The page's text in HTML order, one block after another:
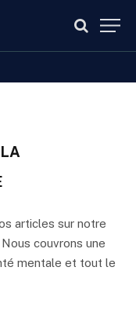
articles sur notre
couvrons une
mentale et tout le